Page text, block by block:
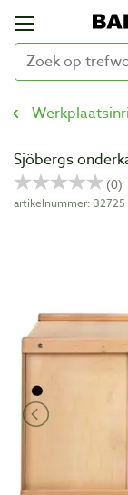
Sjöbergs
artikelnummer: 32725